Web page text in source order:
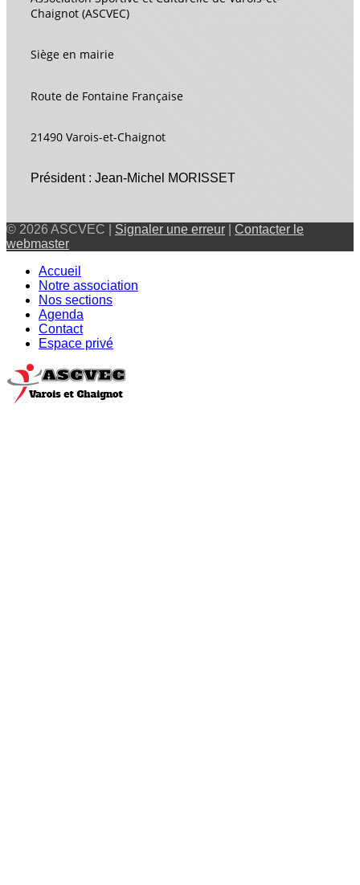
Chaignot (ASCVEC)
Siège en mairie
Route de Fontaine Française
21490 Varois-et-Chaignot
Président : Jean-Michel MORISSET
© 2026 ASCVEC | Signaler une erreur
Contacter le
webmaster
Accueil
Notre association
Nos sections
Agenda
Contact
Espace privé